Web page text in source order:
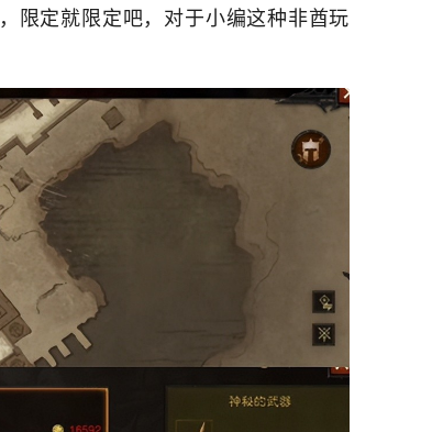
限定就限定吧，对于小编这种非酋玩